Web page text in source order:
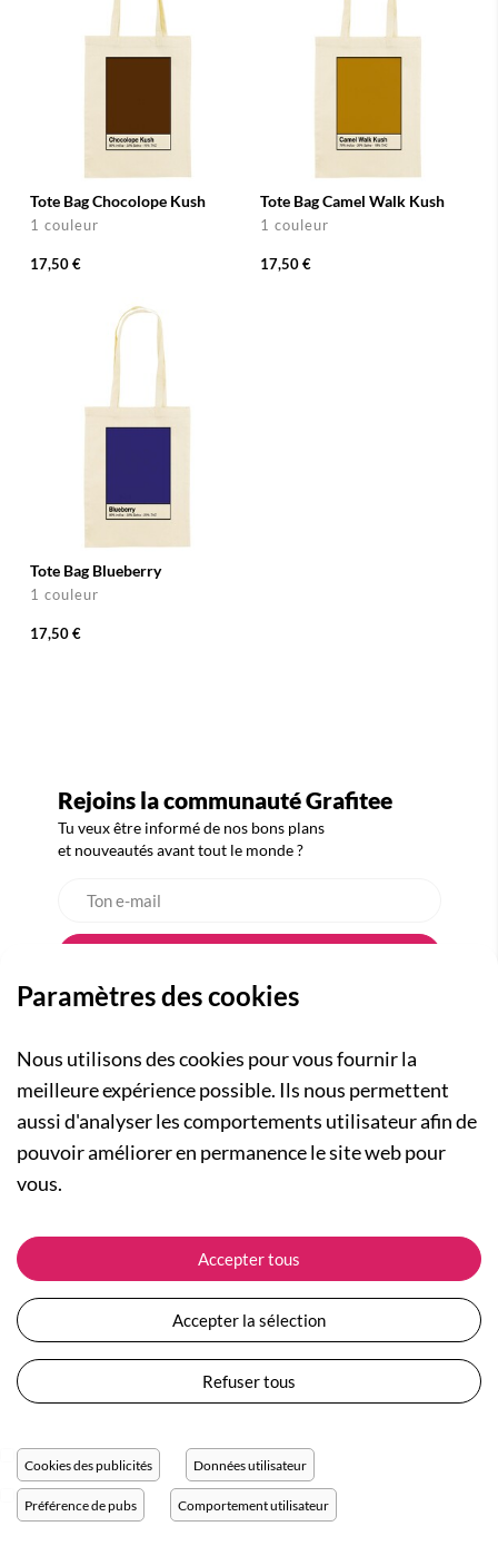
Tote Bag Chocolope Kush
1 couleur
17,50 €
Tote Bag Camel Walk Kush
1 couleur
17,50 €
Tote Bag Blueberry
1 couleur
17,50 €
Rejoins la communauté Grafitee
Tu veux être informé de nos bons plans
et nouveautés avant tout le monde ?
A PROPOS
Qui sommes-nous ?
Actualités
Nos engagements
Plan du site
Devenir revendeur
Collection Femme
Collection Enfants
Les Totebags
Nos différents thèmes
ASSISTANCE
Suivre ma commande
Expédition et livraison
Retour et remboursement
Moyens de paiement
Questions / Réponses
Conditions générales de vente
Protection des données personnelles
Réglage des cookies
Paramètres des cookies
Nous utilisons des cookies pour vous fournir la
meilleure expérience possible. Ils nous permettent
aussi d'analyser les comportements utilisateur afin de
pouvoir améliorer en permanence le site web pour
vous.
Accepter tous
Accepter la sélection
Refuser tous
Cookies des publicités Données utilisateur
Préférence de pubs Comportement utilisateur